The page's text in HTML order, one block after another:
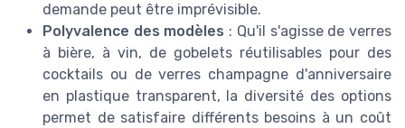
demande peut être imprévisible.
Polyvalence des modèles : Qu'il s'agisse de verres
à bière, à vin, de gobelets réutilisables pour des
cocktails ou de verres champagne d'anniversaire
en plastique transparent, la diversité des options
permet de satisfaire différents besoins à un coût